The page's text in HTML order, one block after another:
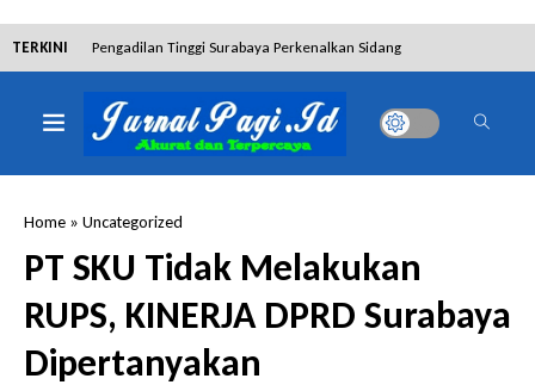
TERKINI Pengadilan Tinggi Surabaya Perkenalkan Sidang
Elektronik dan Sosialisasikan Ketentuan Baru KUHAP
Dibantah Terdakwa Ranto Hensa, Salim Himawan
Terpidana Penipuan 10 Miliar
Lakukan Pencurian dengan Pemberatan,
Muhammad Syifa Dihukum 4 Bulan Penjara
Home » Uncategorized
PT SKU Tidak Melakukan
RUPS, KINERJA DPRD Surabaya
Dipertanyakan